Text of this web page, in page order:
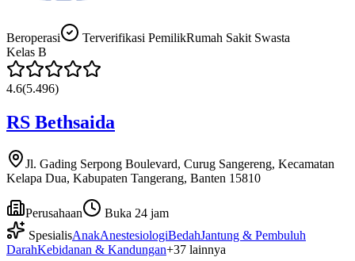
Beroperasi Terverifikasi PemilikRumah Sakit Swasta
Kelas B
4.6(5.496)
RS Bethsaida
Jl. Gading Serpong Boulevard, Curug Sangereng, Kecamatan
Kelapa Dua, Kabupaten Tangerang, Banten 15810
Perusahaan
Buka 24 jam
SpesialisAnakAnestesiologiBedahJantung & Pembuluh
DarahKebidanan & Kandungan+37 lainnya